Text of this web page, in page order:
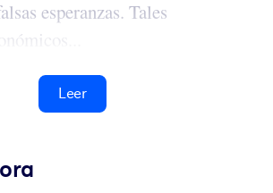
esperanzas. Tales
Leer